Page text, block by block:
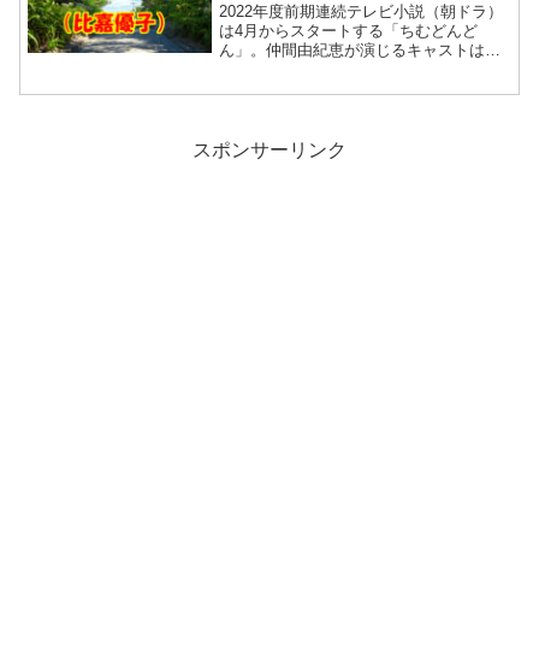
2022年度前期連続テレビ小説（朝ドラ）
は4月からスタートする「ちむどんど
ん」。仲間由紀恵が演じるキャストはヒ
スポンサーリンク